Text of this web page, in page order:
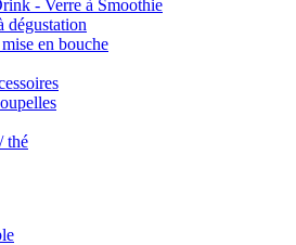
- Verre à Smoothie
dégustation
en bouche
thé